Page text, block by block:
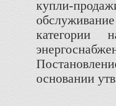
купли-
категории
основании